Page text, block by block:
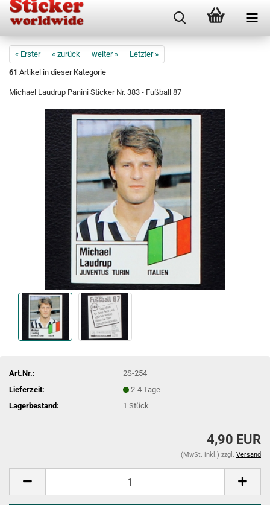
« Erster « zurück weiter »
Letzter »
61 Artikel in dieser Kategorie
Michael Laudrup Panini Sticker Nr. 383 - Fußball 87
Art.Nr.:
2S-254
Lieferzeit:
2-4 Tage
Lagerbestand:
1Stück
4,90 EUR
(MwSt. inkl.) zzgl. Versand